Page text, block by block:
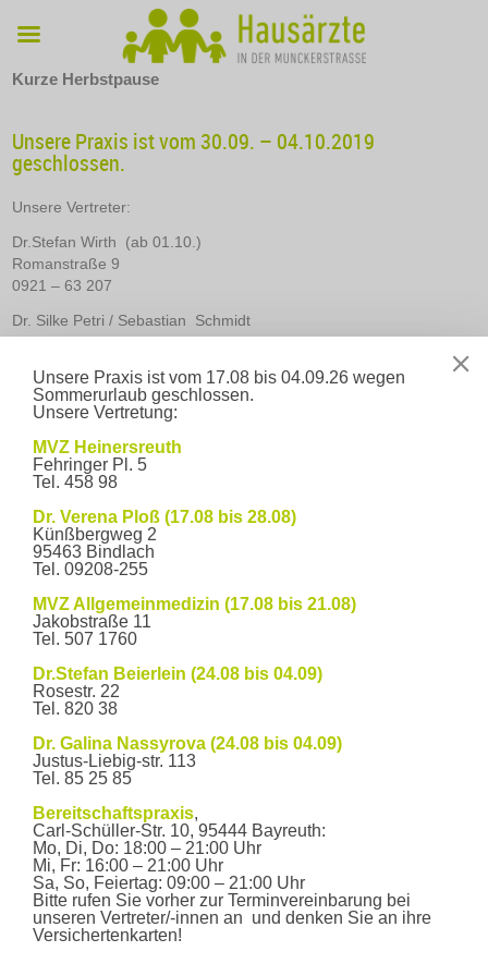
Cookie-Zustimmung verwalten
Um Ihnen ein optimales Erlebnis zu bieten, verwenden wir Technologien
wie Cookies, um Geräteinformationen zu speichern und/oder darauf
zuzugreifen. Wenn Sie diesen Technologien zustimmen, können wir Daten
wie das Surfverhalten oder eindeutige IDs auf dieser Website verarbeiten.
Kurze Herbstpause
Unsere Praxis ist vom 30.09. – 04.10.2019
geschlossen.
Unsere Vertreter:
Dr.Stefan Wirth (ab 01.10.)
Romanstraße 9
0921 – 63 207
Dr. Silke Petri / Sebastian Schmidt
Bahnhofstraße 1A
Bitte denken Sie an Ihre Versichertenkarte und Ihren
Medikamentenplan!
18. September 2019
Verstärkung unseres Praxisteams!
20 eingetroffen!
Öffnungszeiten
Mo – Fr
7:30 Uhr - 12:30
Mo, Di,
Do
14:30 Uhr - 18:00
Uhr
Sprechzeiten
Mo – Fr
8:30 Uhr - 11:00 Uhr
Mo, Di,
Do
15:00 Uhr - 17:00
Uhr
Auf dem Parkplatz zwischen dem Kinderhaus Bayreuth und
dem Gebäude Munckerstraße 13 steht für unsere Patienten
ein kostenloser Stellplatz zur Verfügung.
Kontaktieren Sie uns
Hausärzte in der Munckerstraße
Munckerstraße 14
95444 Bayreuth
Telefon
0921 - 2 46 45
Fax
0921 - 8 18 35
E-Mail senden
Unsere Praxis ist vom 17.08 bis 04.09.26 wegen
Sommerurlaub geschlossen.
Unsere Vertretung:
MVZ Heinersreuth
Fehringer Pl. 5
Tel. 458 98
Dr. Verena Ploß (17.08 bis 28.08)
Künßbergweg 2
95463 Bindlach
Tel. 09208-255
MVZ Allgemeinmedizin (17.08 bis 21.08)
Jakobstraße 11
Tel. 507 1760
Dr.Stefan Beierlein (24.08 bis 04.09)
Rosestr. 22
Tel. 820 38
Dr. Galina Nassyrova (24.08 bis 04.09)
Justus-Liebig-str. 113
Tel. 85 25 85
Bereitschaftspraxis,
Carl-Schüller-Str. 10, 95444 Bayreuth:
Mo, Di, Do: 18:00 – 21:00 Uhr
Mi, Fr: 16:00 – 21:00 Uhr
Sa, So, Feiertag: 09:00 – 21:00 Uhr
Bitte rufen Sie vorher zur Terminvereinbarung bei
unseren Vertreter/-innen an und denken Sie an ihre
Versichertenkarten!